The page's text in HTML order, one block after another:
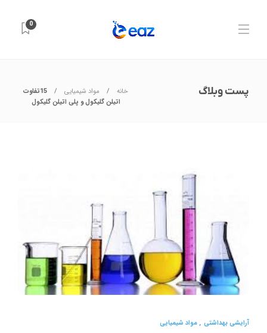
0
پست وبلاگ خانه مواد شیمیایی
15تفاوت
اتیلن گلیکول و پلی اتیلن گلیکول
آرایشی بهداشتی ,مواد شیمیایی